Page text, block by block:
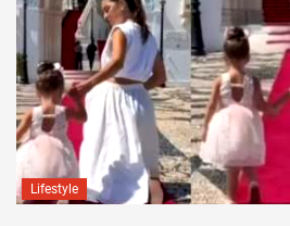
Lifestyle